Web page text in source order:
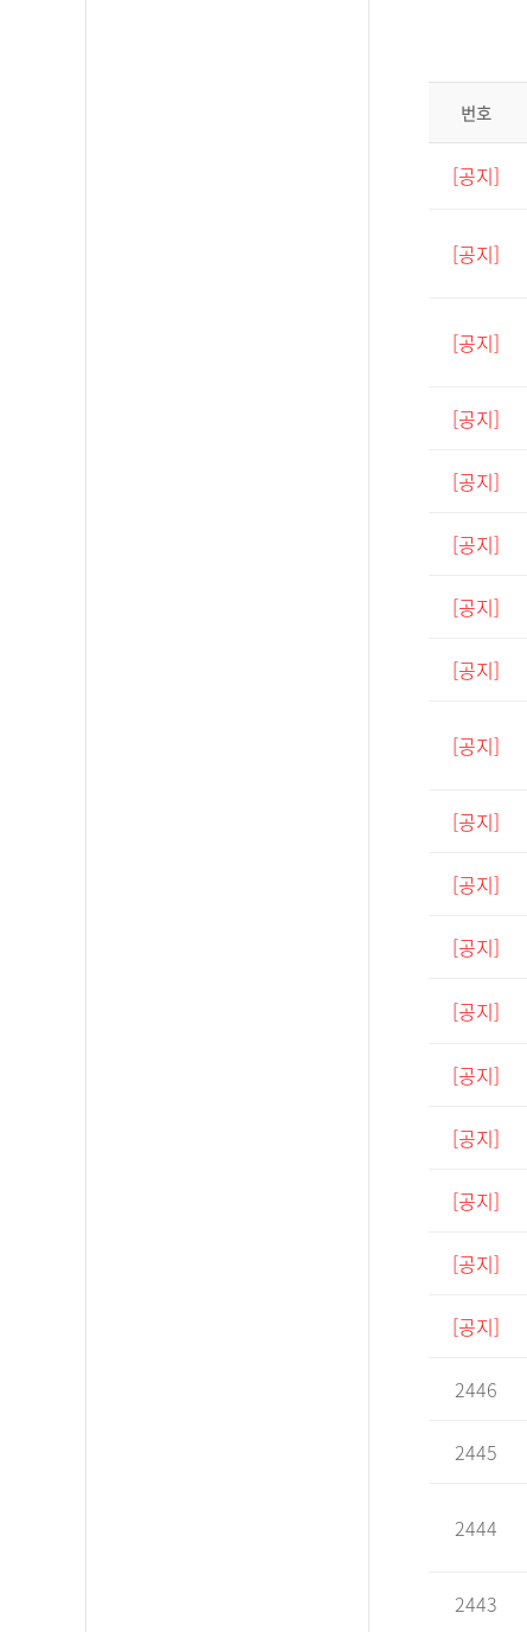
번호
[공지]
[공지]
[공지]
[공지]
[공지]
[공지]
[공지]
[공지]
[공지]
[공지]
[공지]
[공지]
[공지]
[공지]
[공지]
[공지]
[공지]
[공지]
2446
2445
2444
2443